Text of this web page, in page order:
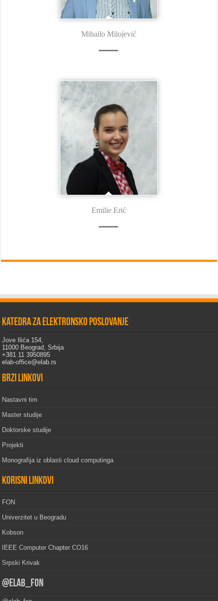
Mihailo Milojević
Emilie Erić
Katedra za elektronsko poslovanje
Jove Ilića 154,
11000 Beograd, Srbija
+381 11 3950895
elab-office@elab.rs
Brzi linkovi
Nastavni tim
Master studije
Doktorske studije
Projekti
Monografija iz oblasti cloud computinga
Korisni linkovi
FON
Univerzitet u Beogradu
Kobson
IEEE Computer Chapter CO16
Srpski Krivak
@elab_fon